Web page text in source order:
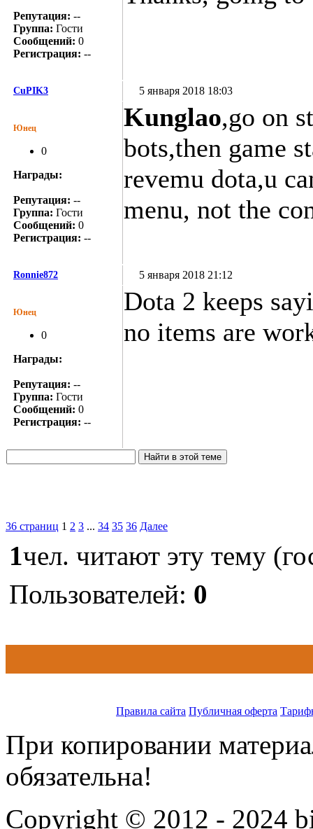
Репутация: --
Группа: Гости
Сообщений: 0
Регистрация: --
CuPIK3 5 января 2018 18:03
Юнец
0
Награды:
Репутация: --
Группа: Гости
Сообщений: 0
Регистрация: --
Kunglao,go on
bots,then game
revemu dota,u
menu, not the
Ronnie872 5 января 2018 21:12
Юнец
0
Награды:
Репутация: --
Группа: Гости
Сообщений: 0
Регистрация: --
Dota 2 keeps
no items are
36 страниц 1 2 3 ... 34 35 36 Далее
1чел. читают эту тему
Пользователей: 0
Правила сайта Публичная оферта
При копировании
обязательна!
Copyright © 2012 - 2024